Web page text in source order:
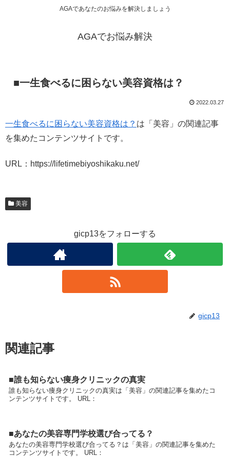
AGAであなたのお悩みを解決しましょう
AGAでお悩み解決
■一生食べるに困らない美容資格は？
2022.03.27
一生食べるに困らない美容資格は？ は「美容」の関連記事
を集めたコンテンツサイトです。
URL：https://lifetimebiyoshikaku.net/
美容
gicp13をフォローする
gicp13
関連記事
■誰も知らない痩身クリニックの真実
誰も知らない痩身クリニックの真実は「美容」の関連記事を集めたコ
ンテンツサイトです。 URL：
■あなたの美容専門学校選び合ってる？
あなたの美容専門学校選び合ってる？は「美容」の関連記事を集めた
コンテンツサイトです。 URL：